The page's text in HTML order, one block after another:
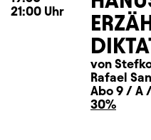
21:00 Uhr
von
Rafael
Abo 9 / A
30%